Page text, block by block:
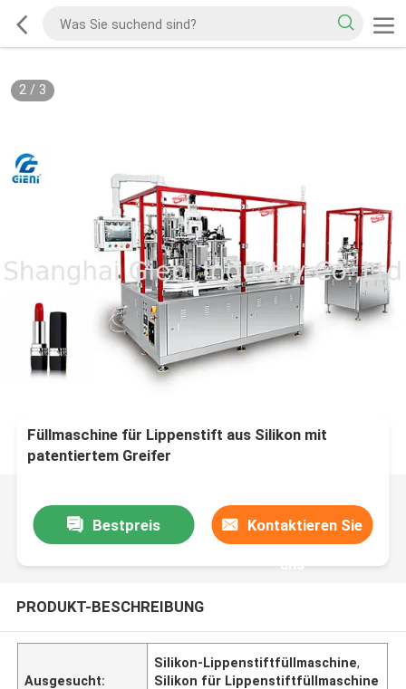
2/ 3
Füllmaschine für Lippenstift aus Silikon mit
patentiertem Greifer
Bestpreis Kontaktieren Sie
uns
PRODUKT-BESCHREIBUNG
Ausgesucht:
Silikon-Lippenstiftfüllmaschine,
Silikon für Lippenstiftfüllmaschine